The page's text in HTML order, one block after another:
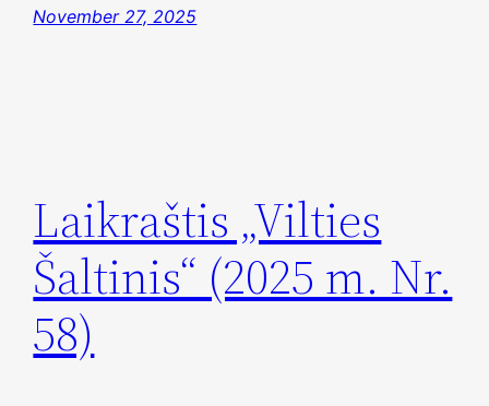
November 27, 2025
Laikraštis „Vilties
Šaltinis“ (2025 m. Nr.
58)